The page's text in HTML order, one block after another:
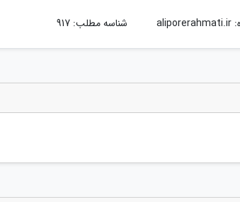
aliporerahmati.ir شناسه مطلب: 917